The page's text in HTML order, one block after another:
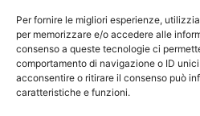
Per fornire le migliori esperienze,
per memorizzare e/o accedere alle
consenso a queste tecnologie ci
comportamento di navigazione o ID
acconsentire o ritirare il consenso può
caratteristiche e funzioni.
screening come seno, tumori
dell’utero e della prostata. Nel
complessiva di generare un
tumori del sangue, come il